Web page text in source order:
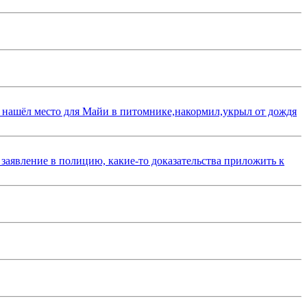
место для Майи в питомнике,накормил,укрыл от дождя
в полицию, какие-то доказательства приложить к